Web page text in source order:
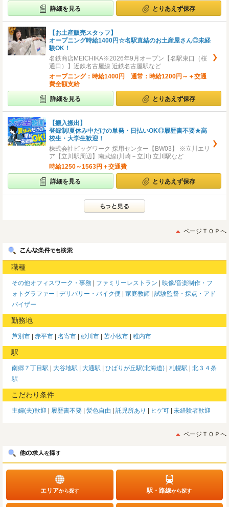
詳細を見る とりあえず保存
【お土産販売スタッフ】
オープニング時給1400円☆名駅直結のお土産屋さん◎未経
験OK！
名鉄商店MEICHIKA※2026年9月オープン【名駅東口（桜
通口）】近鉄名古屋線 近鉄名古屋駅など
オープニング：時給1400円 通常：時給1200円～＋交通
費全額支給
詳細を見る とりあえず保存
【搬入搬出】
登録制/夏休み中だけの単発・日払いOK◎履歴書不要★高
校生・大学生歓迎！
株式会社ビッグワーク 採用センター【BW03】 ※立川エリ
ア【立川駅周辺】南武線(川崎－立川) 立川駅など
時給1250～1563円＋交通費
詳細を見る とりあえず保存
ページＴＯＰへ
職種
その他オフィスワーク・事務 ファミリーレストラン
映像/音楽制作・フ
ォトグラファー
デリバリー・バイク便 家庭教師
試験監督・採点・アド
バイザー
勤務地
芦別市 赤平市 名寄市 砂川市 苫小牧市 稚内市
駅
南郷７丁目駅 大谷地駅 大通駅 ひばりが丘駅(北海道) 札幌駅
北３４条
駅
こだわり条件
主婦(夫)歓迎 履歴書不要 髪色自由 託児所あり ヒゲ可 未経験者歓迎
ページＴＯＰへ
エリアから探す 駅・路線から探す